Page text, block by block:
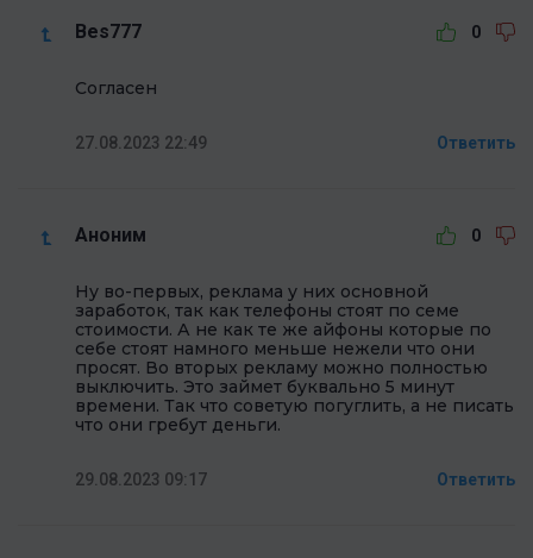
Bes777 0
Согласен
27.08.2023 22:49 Ответить
Аноним 0
Ну во-первых, реклама у них основной
заработок, так как телефоны стоят по семе
стоимости. А не как те же айфоны которые по
себе стоят намного меньше нежели что они
просят. Во вторых рекламу можно полностью
выключить. Это займет буквально 5 минут
времени. Так что советую погуглить, а не писать
что они гребут деньги.
29.08.2023 09:17 Ответить